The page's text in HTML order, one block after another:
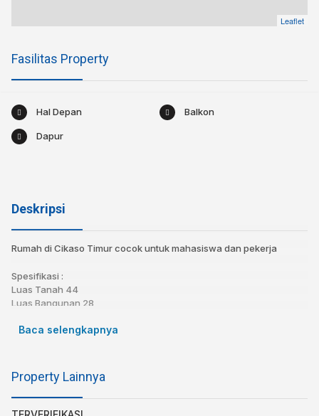
Leaflet
Fasilitas Property
Hal Depan Balkon
Dapur
Deskripsi
Rumah di Cikaso Timur cocok untuk mahasiswa dan pekerja
Spesifikasi :
Luas Tanah 44
Luas Bangunan 28
Kamar mandi 1
Rp 28jt/tahun dan pembayaran tidak bisa perbulan
Hub
Baca selengkapnya
Property Lainnya